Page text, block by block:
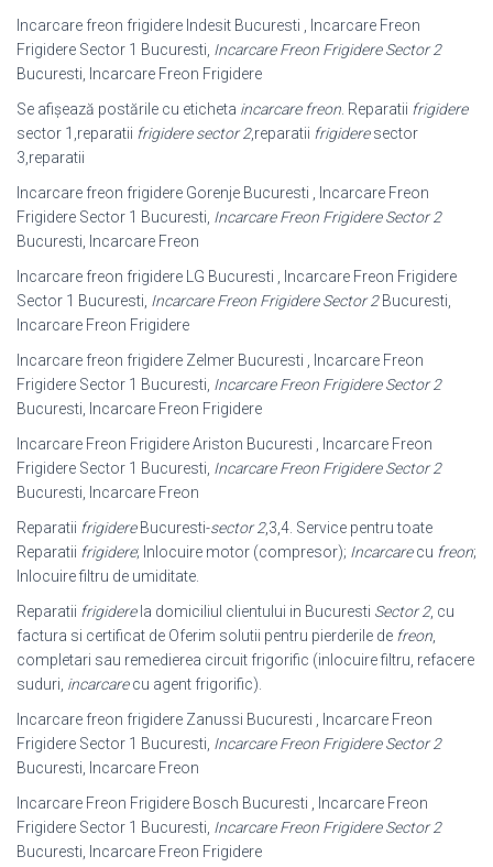
Incarcare freon frigidere Indesit Bucuresti , Incarcare Freon
Frigidere Sector 1 Bucuresti, Incarcare Freon Frigidere Sector 2
Bucuresti, Incarcare Freon Frigidere
Se afișează postările cu eticheta incarcare freon . Reparatii frigidere
sector 1, reparatii frigidere sector 2,reparatii frigideresector
3,reparatii
Incarcare freon frigidere Gorenje Bucuresti , Incarcare Freon
Frigidere Sector 1 Bucuresti, Incarcare Freon Frigidere Sector 2
Bucuresti, Incarcare Freon
Incarcare freon frigidere LG Bucuresti , Incarcare Freon Frigidere
Sector 1 Bucuresti, Incarcare Freon Frigidere Sector 2Bucuresti,
Incarcare Freon Frigidere
Incarcare freon frigidere Zelmer Bucuresti , Incarcare Freon
Frigidere Sector 1 Bucuresti, Incarcare Freon Frigidere Sector 2
Bucuresti, Incarcare Freon Frigidere
Incarcare Freon Frigidere Ariston Bucuresti , Incarcare Freon
Frigidere Sector 1 Bucuresti, Incarcare Freon Frigidere Sector 2
Bucuresti, Incarcare Freon
Reparatii frigidereBucuresti-sector 2,3,4. Service pentru toate
Reparatii frigidere; Inlocuire motor (compresor); Incarcarecu freon;
Inlocuire filtru de umiditate.
Reparatii frigiderela domiciliul clientului in Bucuresti Sector 2, cu
factura si certificat de Oferim solutii pentru pierderile de freon
completari sau remedierea circuit frigorific (inlocuire filtru, refacere
suduri, incarcarecu agent frigorific).
Incarcare freon frigidere Zanussi Bucuresti , Incarcare Freon
Frigidere Sector 1 Bucuresti, Incarcare Freon Frigidere Sector 2
Bucuresti, Incarcare Freon
Incarcare Freon Frigidere Bosch Bucuresti , Incarcare Freon
Frigidere Sector 1 Bucuresti, Incarcare Freon Frigidere Sector 2
Bucuresti, Incarcare Freon Frigidere